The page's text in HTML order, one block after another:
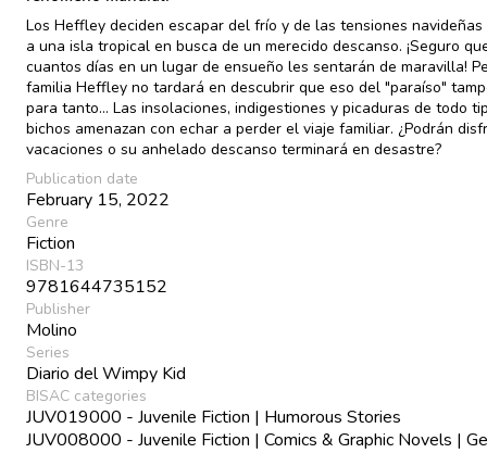
Los Heffley deciden escapar del frío y de las tensiones navideñas
a una isla tropical en busca de un merecido descanso. ¡Seguro
cuantos días en un lugar de ensueño les sentarán de maravilla!
familia Heffley no tardará en descubrir que eso del "paraíso"
para tanto... Las insolaciones, indigestiones y picaduras de todo
bichos amenazan con echar a perder el viaje familiar. ¿Podrán
vacaciones o su anhelado descanso terminará en desastre?
Publication date
February 15, 2022
Genre
Fiction
ISBN-13
9781644735152
Publisher
Molino
Series
Diario del Wimpy Kid
BISAC categories
JUV019000 - Juvenile Fiction | Humorous Stories
JUV008000 - Juvenile Fiction | Comics & Graphic Novels |